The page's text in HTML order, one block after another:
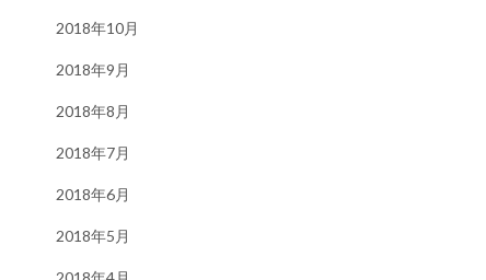
2018年10月
2018年9月
2018年8月
2018年7月
2018年6月
2018年5月